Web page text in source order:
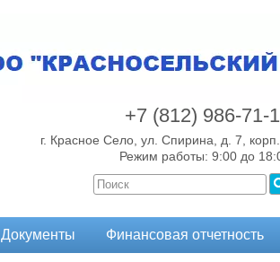
+7 (812) 986-71-
г. Красное Село, ул. Спирина, д. 7,
Режим работы: 9:00 до
Документы Финансовая отчетность